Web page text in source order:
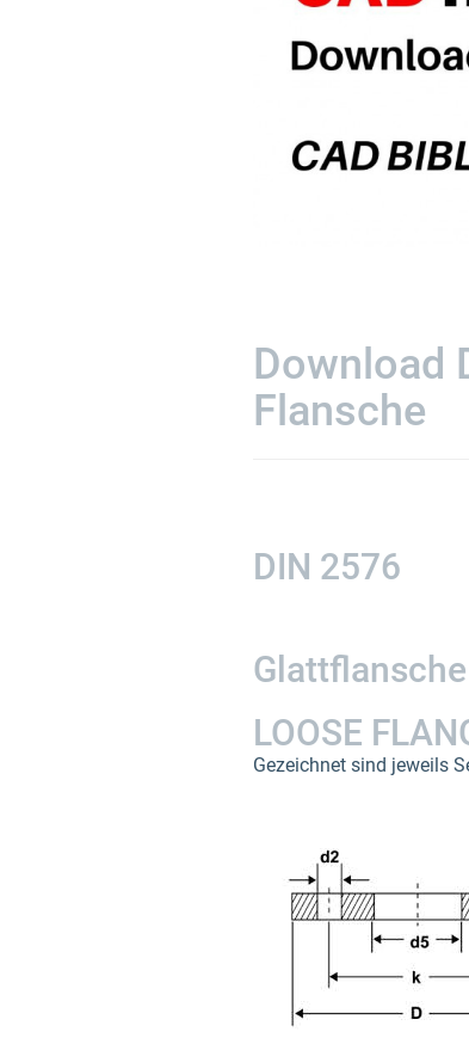
Download
Flansche
DIN 2576
LOOSE
Gezeichnet sind jeweils